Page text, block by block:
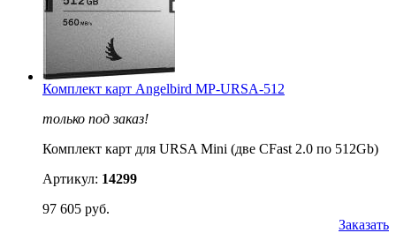
Комплект карт Angelbird MP-URSA-512
только под заказ!
Комплект карт для URSA Mini (две CFast 2.0 по 512Gb)
Артикул: 14299
97 605 руб.
Заказать